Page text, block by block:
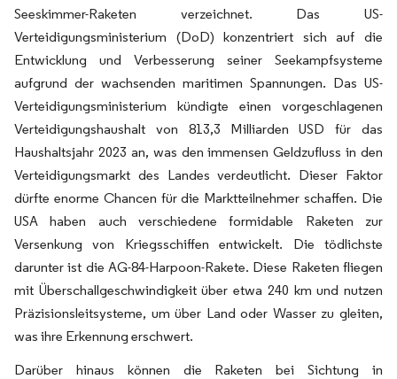
Seeskimmer-Raketen verzeichnet. Das US-
Verteidigungsministerium (DoD) konzentriert sich auf die
Entwicklung und Verbesserung seiner Seekampfsysteme
aufgrund der wachsenden maritimen Spannungen. Das US-
Verteidigungsministerium kündigte einen vorgeschlagenen
Verteidigungshaushalt von 813,3 Milliarden USD für das
Haushaltsjahr 2023 an, was den immensen Geldzufluss in den
Verteidigungsmarkt des Landes verdeutlicht. Dieser Faktor
dürfte enorme Chancen für die Marktteilnehmer schaffen. Die
USA haben auch verschiedene formidable Raketen zur
Versenkung von Kriegsschiffen entwickelt. Die tödlichste
darunter ist die AG-84-Harpoon-Rakete. Diese Raketen fliegen
mit Überschallgeschwindigkeit über etwa 240 km und nutzen
Präzisionsleitsysteme, um über Land oder Wasser zu gleiten,
was ihre Erkennung erschwert.
Darüber hinaus können die Raketen bei Sichtung in